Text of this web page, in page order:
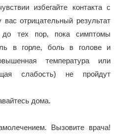
избегайте контакта с
отрицательный результат
тех пор, пока симптомы
в горле, боль в голове и
температура или
слабость) не пройдут
дома.
Вызовите врача!